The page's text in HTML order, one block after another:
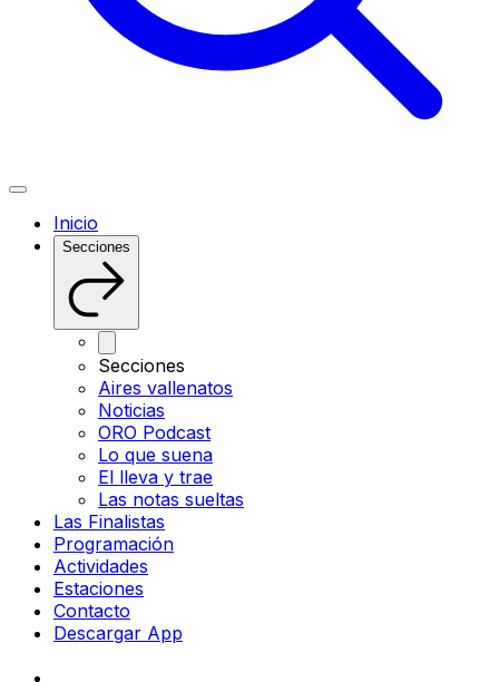
Inicio
Secciones
Secciones
Aires vallenatos
Noticias
ORO Podcast
Lo que suena
El lleva y trae
Las notas sueltas
Las Finalistas
Programación
Actividades
Estaciones
Contacto
Descargar App